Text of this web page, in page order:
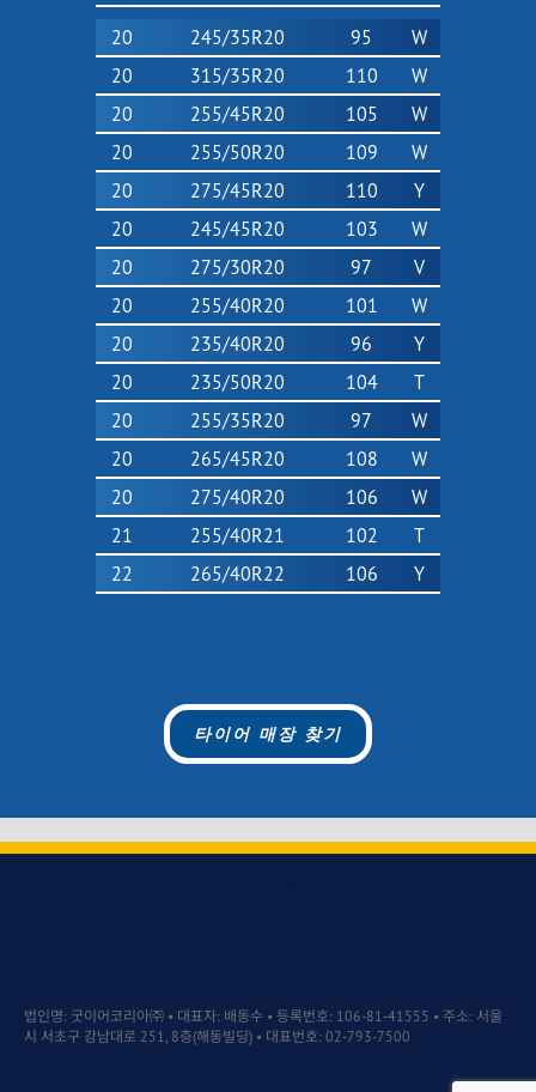
20 245/35R20 95
W
20
315/35R20 110
W
20
255/45R20 105
W
20
255/50R20 109
W
20
275/45R20 110
Y
20
245/45R20 103
W
20
275/30R20 97
V
20
255/40R20 101
W
20
235/40R20 96
Y
20
235/50R20 104
T
20
255/35R20 97
W
20
265/45R20 108
W
20
275/40R20 106
W
21
255/40R21 102
T
22
265/40R22 106 Y
타이어 매장 찾기
법인명: 굿이어코리아㈜ • 대표자: 배동수 • 등록번호: 106-81-41555 • 주소: 서울
시 서초구 강남대로 251, 8층(해동빌딩) • 대표번호: 02-793-7500